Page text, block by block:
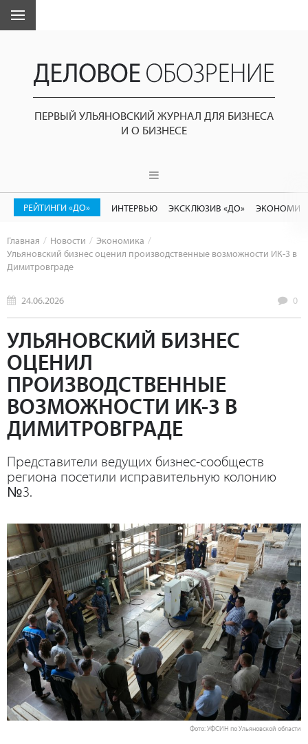
ПЕРВЫЙ УЛЬЯНОВСКИЙ ЖУРНАЛ ДЛЯ БИЗНЕСА
И О БИЗНЕСЕ
РЕЙТИНГИ «ДО» ИНТЕРВЬЮ ЭКСКЛЮЗИВ «ДО»
Главная Новости
Экономика
Ульяновский бизнес оценил производственные возможности ИК-3 в
Димитровграде
24.06.2026 0
УЛЬЯНОВСКИЙ БИЗНЕС
ОЦЕНИЛ
ПРОИЗВОДСТВЕННЫЕ
ВОЗМОЖНОСТИ ИК-3 В
ДИМИТРОВГРАДЕ
Представители ведущих бизнес-сообществ
региона посетили исправительную колонию
№3.
Фото: УФСИН по Ульяновской области